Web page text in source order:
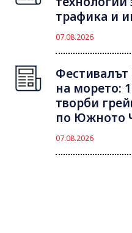
трафика и
07.08.2026
Фестивалът
на морето:
творби
по Южното
07.08.2026